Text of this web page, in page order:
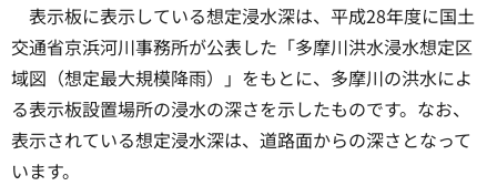
表示板に表示している想定浸水深は、平成28年度に国土
交通省京浜河川事務所が公表した「多摩川洪水浸水想定区
域図（想定最大規模降雨）」をもとに、多摩川の洪水によ
る表示板設置場所の浸水の深さを示したものです。なお、
表示されている想定浸水深は、道路面からの深さとなって
います。